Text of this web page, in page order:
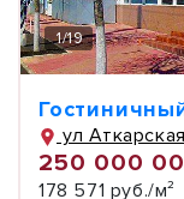
1/19
ул
250 000
178 571 руб./м²